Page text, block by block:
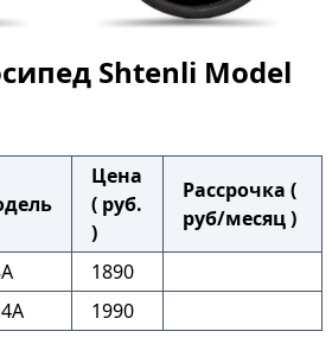
Shtenli Model
Цена
( руб.
)
Рассрочка (
руб/месяц )
1890
1990